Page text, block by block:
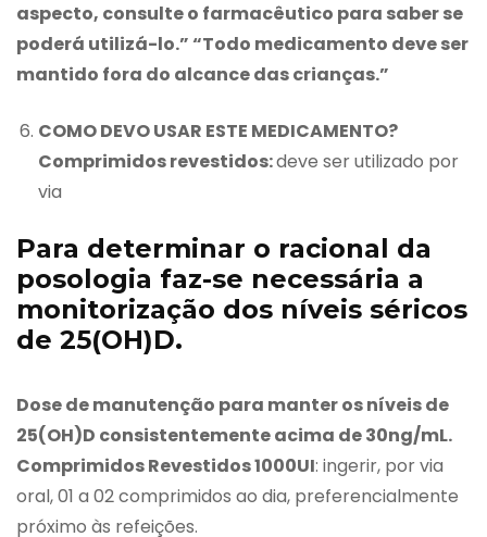
aspecto, consulte o farmacêutico para saber se
poderá utilizá-lo.” “Todo medicamento deve ser
mantido fora do alcance das crianças.”
COMO DEVO USAR ESTE MEDICAMENTO?
Comprimidos revestidos:deve ser utilizado por
via
Para determinar o racional da
posologia faz-se necessária a
monitorização dos níveis séricos
de 25(OH)D.
Dose de manutenção para manter os níveis de
25(OH)D consistentemente acima de 30ng/mL.
Comprimidos Revestidos 1000UI: ingerir, por via
oral, 01 a 02 comprimidos ao dia, preferencialmente
próximo às refeições.